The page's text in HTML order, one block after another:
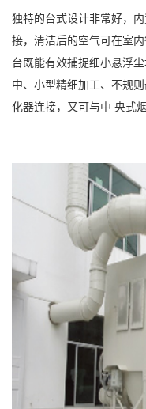
独特的台式设计非常好，
接，清洁后的空气可在室
台既能有效捕捉细小悬浮
中、小型精细加工、不规
化器连接，又可与中 央式